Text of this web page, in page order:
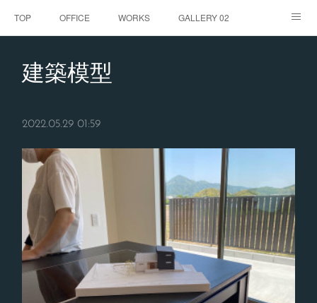
TOP OFFICE WORKS GALLERY 02
ABOUT
建築模型
2022.05.29 01:59